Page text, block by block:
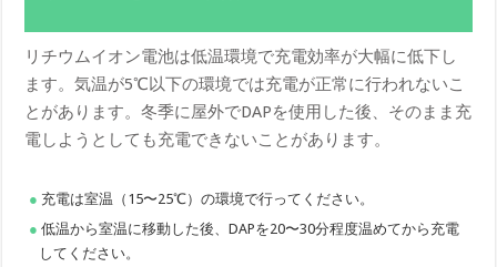
リチウムイオン電池は低温環境で充電効率が大幅に低下し
ます。気温が5℃以下の環境では充電が正常に行われないこ
とがあります。冬季に屋外でDAPを使用した後、そのまま充
電しようとしても充電できないことがあります。
充電は室温（15〜25℃）の環境で行ってください。
低温から室温に移動した後、DAPを20〜30分程度温めてから充電
してください。